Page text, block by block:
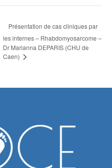
Présentation de cas cliniques par
les internes – Rhabdomyosarcome –
Dr Marianna DEPARIS (CHU de
Caen)